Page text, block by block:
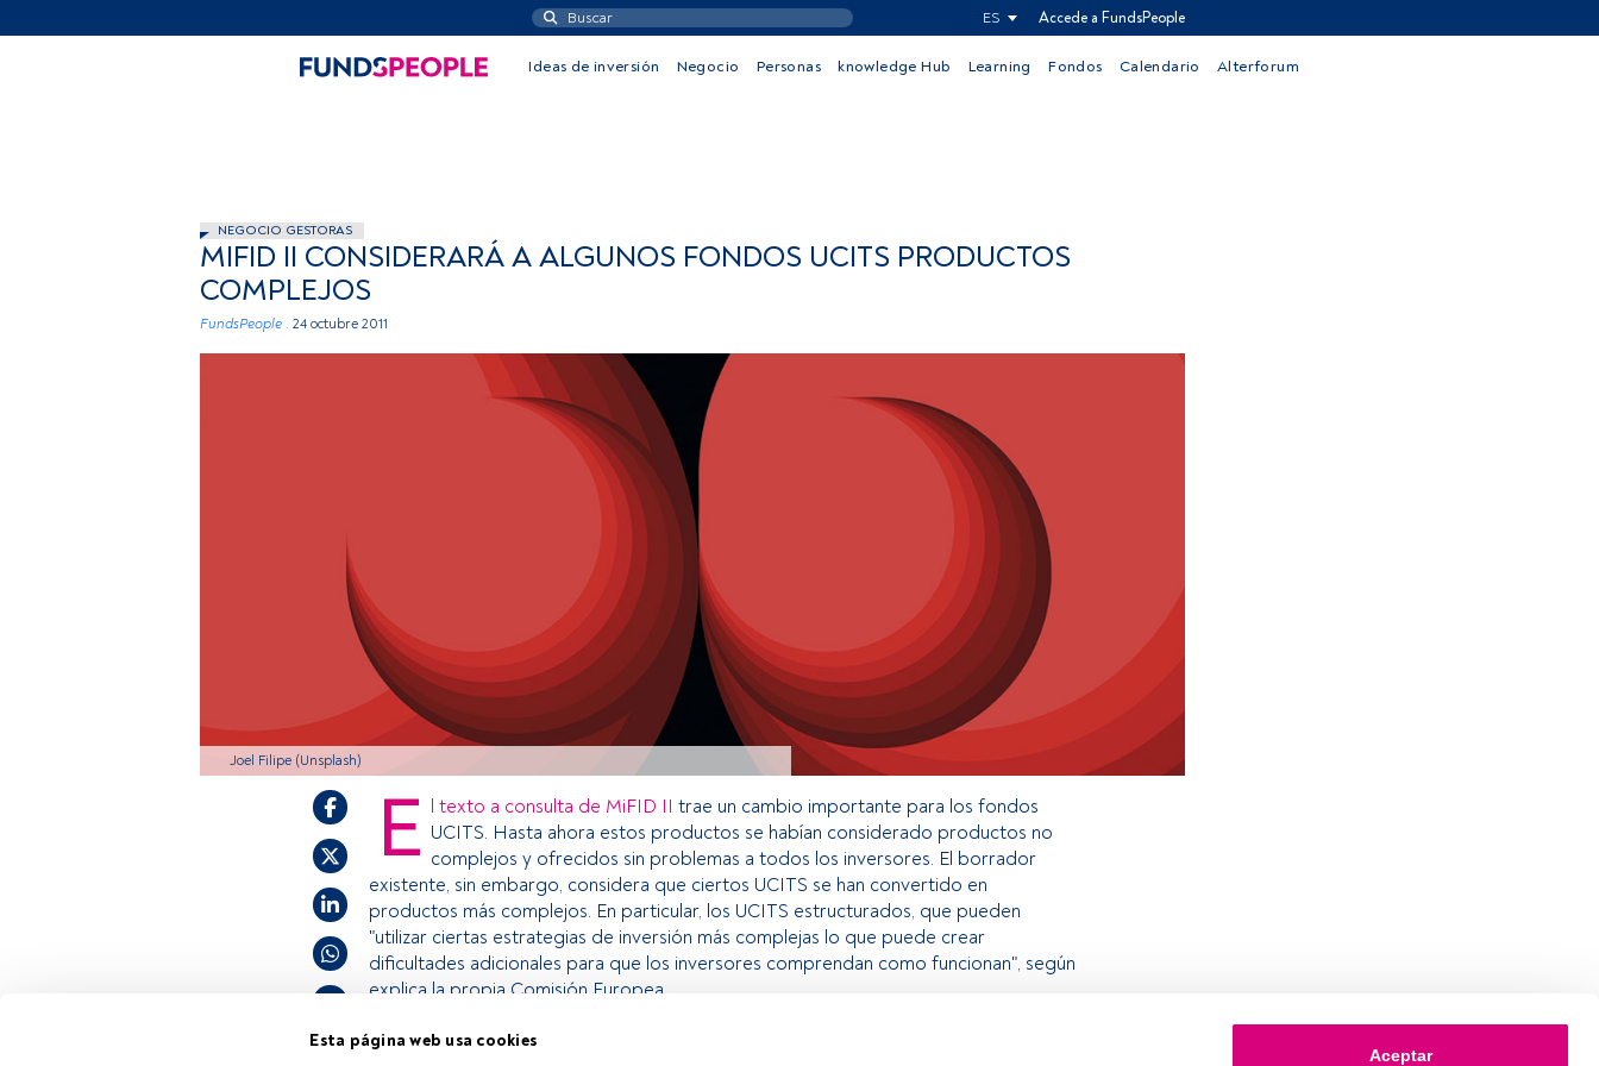
Esta página web usa cookies
Aceptar
ES Accede a FundsPeople
Ideas de inversión Negocio Personas knowledge Hub Learning Fondos Calendario Alterforum
NEGOCIO GESTORAS
MIFID II CONSIDERARÁ A ALGUNOS FONDOS UCITS PRODUCTOS
COMPLEJOS
FundsPeople . 24 octubre 2011
Joel Filipe (Unsplash)
E l texto a consulta de MiFID II trae un cambio importante para los fondos
UCITS. Hasta ahora estos productos se habían considerado productos no
complejos y ofrecidos sin problemas a todos los inversores. El borrador
existente, sin embargo, considera que ciertos UCITS se han convertido en
productos más complejos. En particular, los UCITS estructurados, que pueden
"utilizar ciertas estrategias de inversión más complejas lo que puede crear
dificultades adicionales para que los inversores comprendan como funcionan", según
explica la propia Comisión Europea.